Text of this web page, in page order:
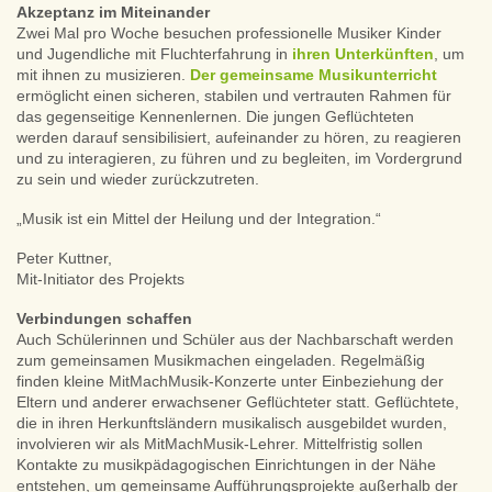
Akzeptanz im Miteinander
Zwei Mal pro Woche besuchen professionelle Musiker Kinder
und Jugendliche mit Fluchterfahrung in ihren Unterkünften , um
mit ihnen zu musizieren. Der gemeinsame Musikunterricht
ermöglicht einen sicheren, stabilen und vertrauten Rahmen für
das gegenseitige Kennenlernen. Die jungen Geflüchteten
werden darauf sensibilisiert, aufeinander zu hören, zu reagieren
und zu interagieren, zu führen und zu begleiten, im Vordergrund
zu sein und wieder zurückzutreten.
„Musik ist ein Mittel der Heilung und der Integration.“
Peter Kuttner,
Mit-Initiator des Projekts
Verbindungen schaffen
Auch Schülerinnen und Schüler aus der Nachbarschaft werden
zum gemeinsamen Musikmachen eingeladen. Regelmäßig
finden kleine MitMachMusik-Konzerte unter Einbeziehung der
Eltern und anderer erwachsener Geflüchteter statt. Geflüchtete,
die in ihren Herkunftsländern musikalisch ausgebildet wurden,
involvieren wir als MitMachMusik-Lehrer. Mittelfristig sollen
Kontakte zu musikpädagogischen Einrichtungen in der Nähe
entstehen, um gemeinsame Aufführungsprojekte außerhalb der